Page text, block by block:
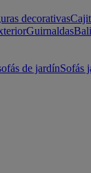
decorativas
Guirnaldas
de jardínSofás